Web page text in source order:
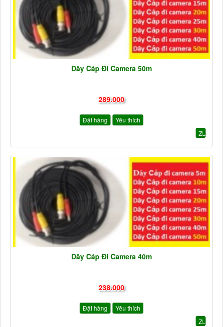
Dây Cáp Đi Camera 50m
289.000
Đặt hàng
Yêu thích
ZL
Dây Cáp Đi Camera 40m
238.000
Đặt hàng
Yêu thích
ZL